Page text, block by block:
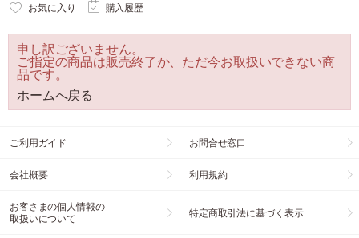
お気に入り 購入履歴
申し訳ございません。
ご指定の商品は販売終了か、ただ今お取扱いできない商
品です。
ホームへ戻る
ご利用ガイド お問合せ窓口
会社概要 利用規約
お客さまの個人情報の
取扱いについて
特定商取引法に基づく表示